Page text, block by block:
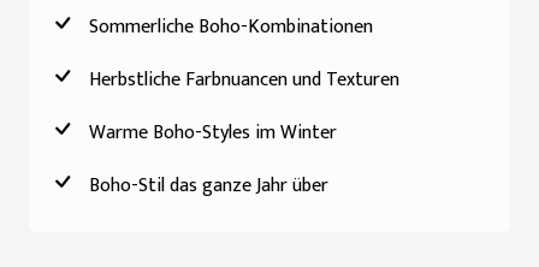
Sommerliche Boho-Kombinationen
Herbstliche Farbnuancen und Texturen
Warme Boho-Styles im Winter
Boho-Stil das ganze Jahr über